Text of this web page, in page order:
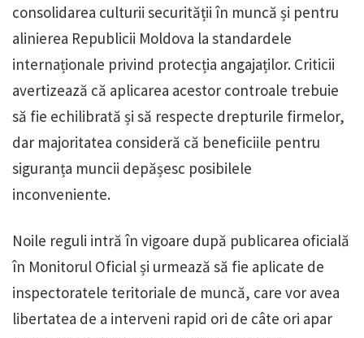
consolidarea culturii securității în muncă și pentru
alinierea Republicii Moldova la standardele
internaționale privind protecția angajaților. Criticii
avertizează că aplicarea acestor controale trebuie
să fie echilibrată și să respecte drepturile firmelor,
dar majoritatea consideră că beneficiile pentru
siguranța muncii depășesc posibilele
inconveniente.
Noile reguli intră în vigoare după publicarea oficială
în Monitorul Oficial și urmează să fie aplicate de
inspectoratele teritoriale de muncă, care vor avea
libertatea de a interveni rapid ori de câte ori apar